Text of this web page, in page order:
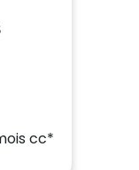
cc*